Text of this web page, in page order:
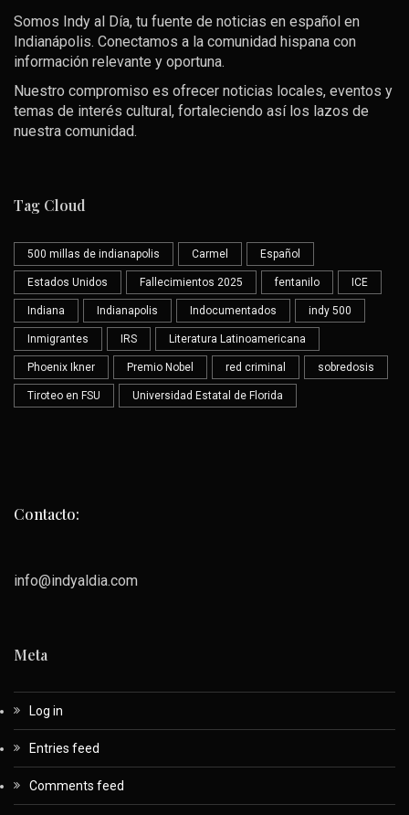
Somos Indy al Día, tu fuente de noticias en español en
Indianápolis. Conectamos a la comunidad hispana con
información relevante y oportuna.
Nuestro compromiso es ofrecer noticias locales, eventos y
temas de interés cultural, fortaleciendo así los lazos de
nuestra comunidad.
Tag Cloud
500 millas de indianapolis Carmel Español
Estados Unidos Fallecimientos 2025 fentanilo ICE
Indiana Indianapolis Indocumentados indy 500
Inmigrantes IRS Literatura Latinoamericana
Phoenix Ikner Premio Nobel red criminal sobredosis
Tiroteo en FSU Universidad Estatal de Florida
Contacto:
info@indyaldia.com
Meta
Log in
Entries feed
Comments feed